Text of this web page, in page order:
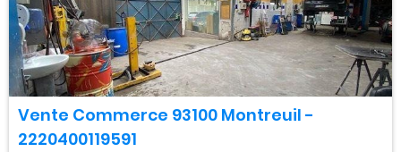
Vente Commerce 93100 Montreuil -
2220400119591